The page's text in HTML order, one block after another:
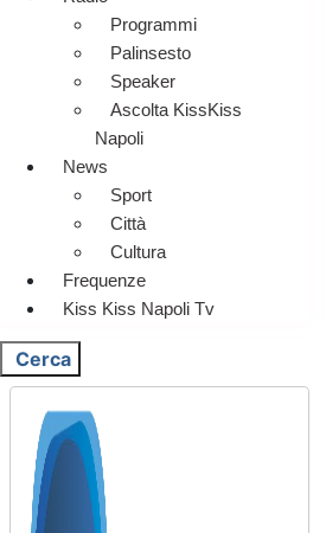
Programmi
Palinsesto
Speaker
Ascolta KissKiss
Napoli
News
Sport
Città
Cultura
Frequenze
Kiss Kiss Napoli Tv
Cerca